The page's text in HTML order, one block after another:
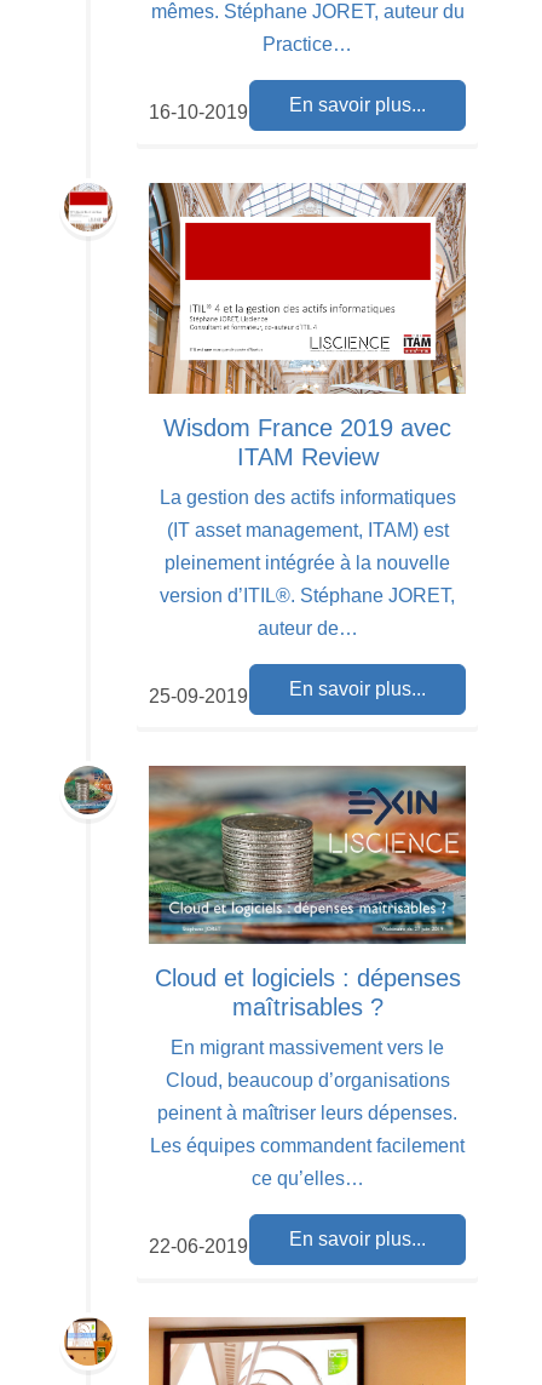
mêmes. Stéphane JORET, auteur du
Practice…
En savoir plus...
16-10-2019
Wisdom France 2019 avec
ITAM Review
La gestion des actifs informatiques
(IT asset management, ITAM) est
pleinement intégrée à la nouvelle
version d’ITIL®. Stéphane JORET,
auteur de…
En savoir plus...
25-09-2019
Cloud et logiciels : dépenses
maîtrisables ?
En migrant massivement vers le
Cloud, beaucoup d’organisations
peinent à maîtriser leurs dépenses.
Les équipes commandent facilement
ce qu’elles…
En savoir plus...
22-06-2019